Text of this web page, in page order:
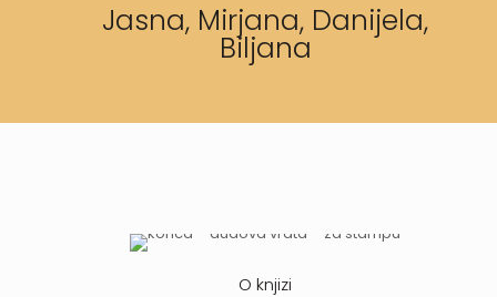
Jasna, Mirjana, Danijela,
Biljana
O knjizi